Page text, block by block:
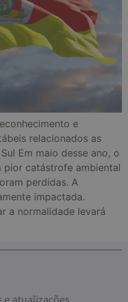
e
relacionados as
Em maio desse ano, o
pior catástrofe ambiental
perdidas. A
impactada.
a normalidade levará